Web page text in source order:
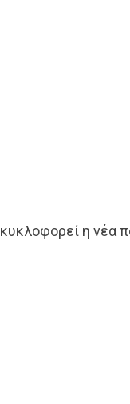
κυκλοφορεί η νέα